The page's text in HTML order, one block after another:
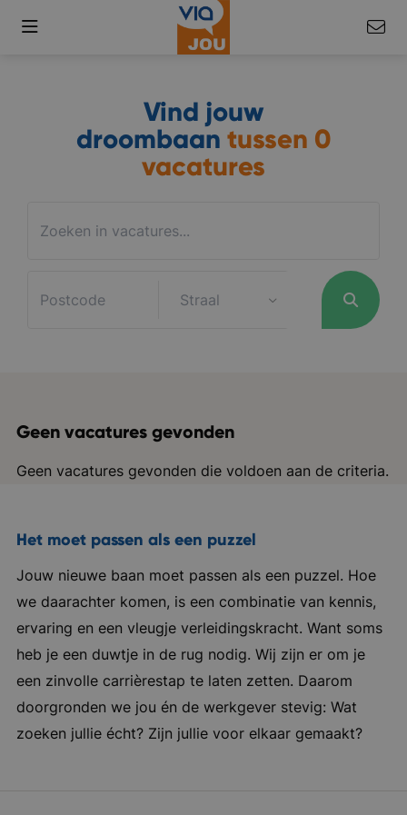
Vind jouw
droombaan tussen 0
vacatures
Geen vacatures gevonden
Geen vacatures gevonden die voldoen aan de criteria.
Het moet passen als een puzzel
Jouw nieuwe baan moet passen als een puzzel. Hoe
we daarachter komen, is een combinatie van kennis,
ervaring en een vleugje verleidingskracht. Want soms
heb je een duwtje in de rug nodig. Wij zijn er om je
een zinvolle carrièrestap te laten zetten. Daarom
doorgronden we jou én de werkgever stevig: Wat
zoeken jullie écht? Zijn jullie voor elkaar gemaakt?